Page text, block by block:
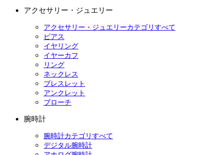
アクセサリー・ジュエリー
アクセサリー・ジュエリーカテゴリすべて
ピアス
イヤリング
イヤーカフ
リング
ネックレス
ブレスレット
アンクレット
ブローチ
腕時計
腕時計カテゴリすべて
デジタル腕時計